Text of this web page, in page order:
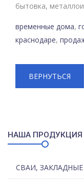
бытовка,
временные дома,
краснодаре,
ВЕРНУТЬСЯ
НАША ПРОДУКЦИЯ
СВАИ,